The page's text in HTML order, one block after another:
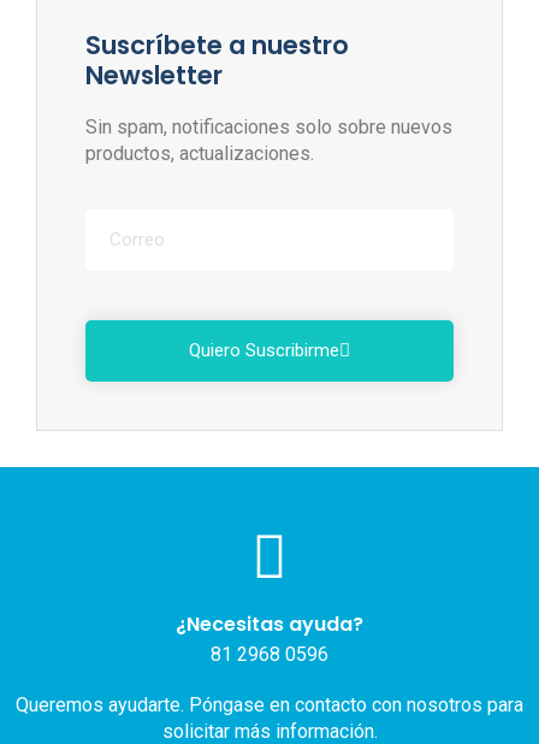
Suscríbete a nuestro
Newsletter
Sin spam, notificaciones solo sobre nuevos
productos, actualizaciones.
Quiero Suscribirme
¿Necesitas ayuda?
81 2968 0596
Queremos ayudarte. Póngase en contacto con nosotros para
solicitar más información.